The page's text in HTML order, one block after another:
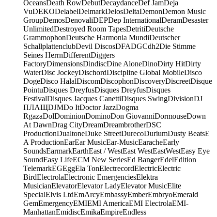
OceansDeath RowDebutDecaydanceDef JamDeja
VuDEKODelabelDelmarkDelosDeltaDemonDemon Music
GroupDemosDenovaliDEPDep InternationalDeramDesaster
UnlimitedDestroyed Room TapesDetritiDeutsche
GrammophonDeutsche Harmonia MundiDeutscher
SchallplattenclubDevil DiscosDFADGCdh2Die Stimme
Seines HerrnDifferentDiggers
FactoryDimensionsDindiscDine AloneDinoDirty HitDirty
WaterDisc JockeyDischordDiscipline Global MobileDisco
DogeDisco HalalDiscomDiscophonDiscoveryDiscreetDisque
PointuDisques DreyfusDisques DreyfusDisques
FestivalDisques Jacques CanettiDisques SwingDivisionDJ
ПЛАЩDJMDo ItDoctor JazzDogma
RgazaDolDominionDominoDon GiovanniDormouseDown
At DawnDrag CityDreamDreambrotherDSC
ProductionDualtoneDuke StreetDurecoDuriumDusty BeatsE
A ProductionEarEar MusicEar-MusicEaracheEarly
SoundsEarmarkEarthEast / WestEast WestEastWestEasy Eye
SoundEasy LifeECM New SeriesEd BangerEdelEdition
TelemarkEGEggEla TonElectrecordElectricElectric
BirdElectrolaElectronic EmergenciesElektra
MusicianElevatorElevator LadyElevator MusicElite
SpecialElvis LtdEmArcyEmbassyEmberEmbryoEmerald
GemEmergencyEMIEMI AmericaEMI ElectrolaEMI-
ManhattanEmidiscEmikaEmpireEndless